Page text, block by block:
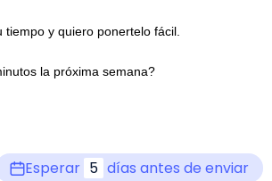
y quiero ponertelo fácil.
la próxima semana?
Esperar 5 días antes de enviar